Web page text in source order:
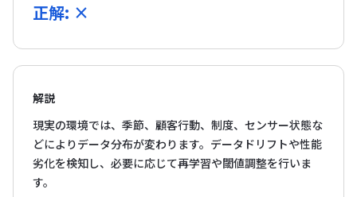
正解: ×
解説
現実の環境では、季節、顧客行動、制度、センサー状態な
どによりデータ分布が変わります。データドリフトや性能
劣化を検知し、必要に応じて再学習や閾値調整を行いま
す。